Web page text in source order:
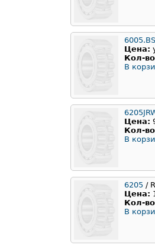
Цена:
Кол-
В
Цена:
Кол-
В
6205 /
Цена:
Кол-
В